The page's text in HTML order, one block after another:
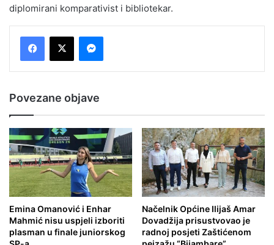
diplomirani komparativist i bibliotekar.
Povezane objave
Emina Omanović i Enhar
Mahmić nisu uspjeli izboriti
plasman u finale juniorskog
Načelnik Općine Ilijaš Amar
Dovadžija prisustvovao je
radnoj posjeti Zaštićenom